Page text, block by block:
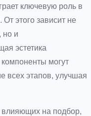
ключевую роль в
этого зависит не
но и
эстетика
могут
всех этапов, улучшая
на подбор,